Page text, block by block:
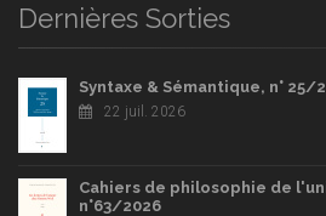
Dernières Sorties
Syntaxe & Sémantique, n° 25/
22 juil. 2026
Cahiers de philosophie de
n°63/2026